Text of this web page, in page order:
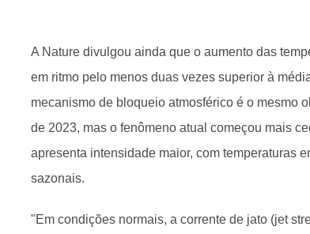
A Nature divulgou ainda que o aumento das
em ritmo pelo menos duas vezes superior à
mecanismo de bloqueio atmosférico é o mesmo
de 2023, mas o fenômeno atual começou mais
apresenta intensidade maior, com temperaturas
sazonais.
"Em condições normais, a corrente de jato (jet